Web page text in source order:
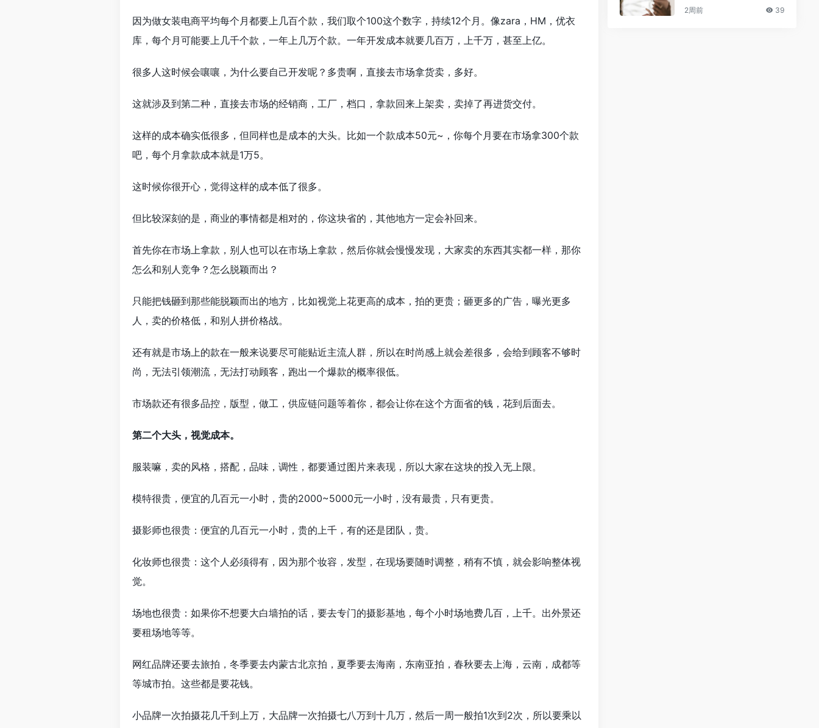
因为做女装电商平均每个月都要上几百个款，我们取个100这个数字，持续12个月。像zara，HM，优衣
库，每个月可能要上几千个款，一年上几万个款。一年开发成本就要几百万，上千万，甚至上亿。
很多人这时候会嚷嚷，为什么要自己开发呢？多贵啊，直接去市场拿货卖，多好。
这就涉及到第二种，直接去市场的经销商，工厂，档口，拿款回来上架卖，卖掉了再进货交付。
这样的成本确实低很多，但同样也是成本的大头。比如一个款成本50元~，你每个月要在市场拿300个款
吧，每个月拿款成本就是1万5。
这时候你很开心，觉得这样的成本低了很多。
但比较深刻的是，商业的事情都是相对的，你这块省的，其他地方一定会补回来。
首先你在市场上拿款，别人也可以在市场上拿款，然后你就会慢慢发现，大家卖的东西其实都一样，那你
怎么和别人竞争？怎么脱颖而出？
只能把钱砸到那些能脱颖而出的地方，比如视觉上花更高的成本，拍的更贵；砸更多的广告，曝光更多
人，卖的价格低，和别人拼价格战。
还有就是市场上的款在一般来说要尽可能贴近主流人群，所以在时尚感上就会差很多，会给到顾客不够时
尚，无法引领潮流，无法打动顾客，跑出一个爆款的概率很低。
市场款还有很多品控，版型，做工，供应链问题等着你，都会让你在这个方面省的钱，花到后面去。
第二个大头，视觉成本。
服装嘛，卖的风格，搭配，品味，调性，都要通过图片来表现，所以大家在这块的投入无上限。
模特很贵，便宜的几百元一小时，贵的2000~5000元一小时，没有最贵，只有更贵。
摄影师也很贵：便宜的几百元一小时，贵的上千，有的还是团队，贵。
化妆师也很贵：这个人必须得有，因为那个妆容，发型，在现场要随时调整，稍有不慎，就会影响整体视
觉。
场地也很贵：如果你不想要大白墙拍的话，要去专门的摄影基地，每个小时场地费几百，上千。出外景还
要租场地等等。
网红品牌还要去旅拍，冬季要去内蒙古北京拍，夏季要去海南，东南亚拍，春秋要去上海，云南，成都等
等城市拍。这些都是要花钱。
小品牌一次拍摄花几千到上万，大品牌一次拍摄七八万到十几万，然后一周一般拍1次到2次，所以要乘以
完整功能详解
2周前 39